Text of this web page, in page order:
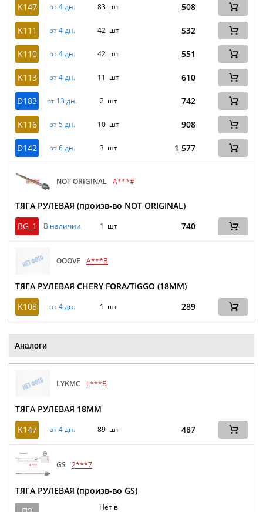
K147 от 4 дн. 83 шт 508
K111 от 4 дн. 42 шт 532
K110 от 4 дн. 42 шт 551
K113 от 4 дн. 11 шт 610
D183 от 13 дн. 2 шт 742
K116 от 5 дн. 10 шт 908
D142 от 6 дн. 3 шт 1 577
NOT ORIGINAL A***#
ТЯГА РУЛЕВАЯ (произв-во NOT ORIGINAL)
BG_1
В наличии 1 шт 740
OOOVE A***B
ТЯГА РУЛЕВАЯ CHERY FORA/TIGGO (18ММ)
K108
от 4 дн. 1 шт 289
Аналоги
LYKMC L***B
ТЯГА РУЛЕВАЯ 18MM
K147
от 4 дн. 89 шт 487
GS 2***7
ТЯГА РУЛЕВАЯ (произв-во GS)
Нет в